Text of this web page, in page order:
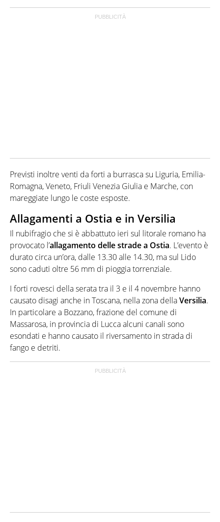
Previsti inoltre venti da forti a burrasca su Liguria, Emilia-
Romagna, Veneto, Friuli Venezia Giulia e Marche, con
mareggiate lungo le coste esposte.
Allagamenti a Ostia e in Versilia
Il nubifragio che si è abbattuto ieri sul litorale romano ha
provocato l’allagamento delle strade a Ostia. L’evento è
durato circa un’ora, dalle 13.30 alle 14.30, ma sul Lido
sono caduti oltre 56 mm di pioggia torrenziale.
I forti rovesci della serata tra il 3 e il 4 novembre hanno
causato disagi anche in Toscana, nella zona dellaVersilia.
In particolare a Bozzano, frazione del comune di
Massarosa, in provincia di Lucca alcuni canali sono
esondati e hanno causato il riversamento in strada di
fango e detriti.